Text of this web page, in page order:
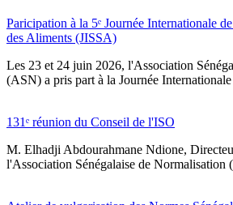
Paricipation à la 5ᵉ Journée Internationale
des Aliments (JISSA)
‎Les 23 et 24 juin 2026, l'Association
(ASN) a pris part à la Journée Internationale
131ᵉ réunion du Conseil de l'ISO
M. Elhadji Abdourahmane Ndione,
l'Association Sénégalaise de Normalisation